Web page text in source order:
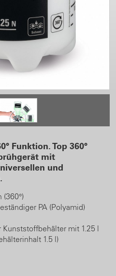
Funktion. Top 360°
mit
und
PA (Polyamid)
mit 1.25 l
1.5 l)